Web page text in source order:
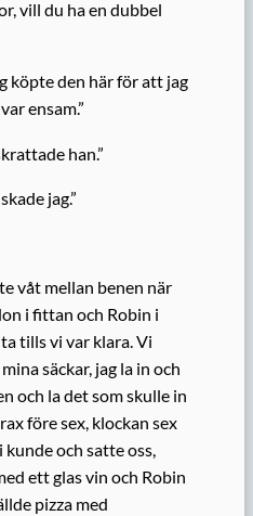
vill du ha en dubbel
köpte den här för att jag
ensam.”
han.”
jag.”
våt mellan benen när
i fittan och Robin i
tills vi var klara. Vi
säckar, jag la in och
och la det som skulle in
före sex, klockan sex
och satte oss,
ett glas vin och Robin
pizza med